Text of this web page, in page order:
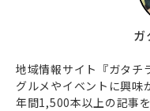
ガ
地域情報サイト『ガタチ
グルメやイベントに興
年間1,500本以上の記事